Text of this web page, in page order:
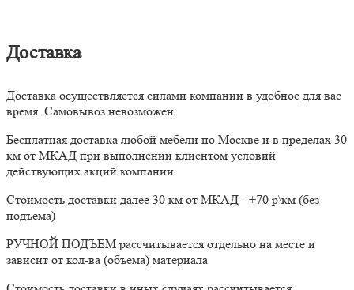
Доставка
Доставка осуществляется силами компании в удобное для вас
время. Самовывоз невозможен.
Бесплатная доставка любой мебели по Москве и в пределах 30
км от МКАД при выполнении клиентом условий
действующих акций компании.
Стоимость доставки далее 30 км от МКАД - +70 р\км (без
подъема)
РУЧНОЙ ПОДЪЕМ рассчитывается отдельно на месте и
зависит от кол-ва (объема) материала